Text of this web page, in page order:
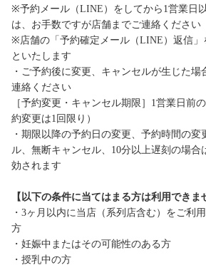
※予約メール（LINE）をしてから1営業日
は、お手数ですが店舗までご連絡ください
※店舗の「予約確定メール（LINE）返信」
といたします
・ご予約後に変更、キャンセルが生じた
連絡ください
［予約変更・キャンセル期限］1営業日前
約変更は1回限り）
・期限以降の予約日の変更、予約時間の変
ル、無断キャンセル、10分以上遅刻の場合
効されます
【以下の条件に当てはまる方は利用できま
・3ヶ月以内に当店（系列店含む）をご利
方
・妊娠中またはその可能性のある方
・授乳中の方